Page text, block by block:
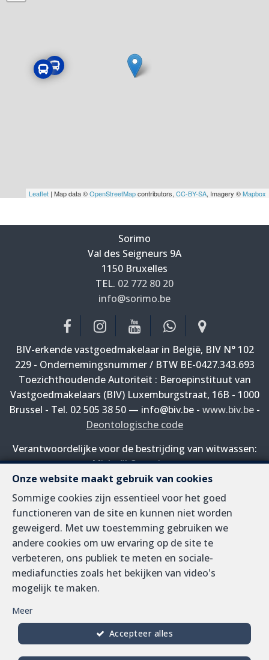
Leaflet | Map data ©OpenStreetMapcontributors, CC-BY-SA, Imagery ©Mapbox
Onze website maakt gebruik van cookies
Sommige cookies zijn essentieel voor het goed
functioneren van de site en kunnen niet worden
geweigerd. Met uw toestemming gebruiken we
andere cookies om uw ervaring op de site te
verbeteren, ons publiek te meten en sociale-
mediafuncties zoals het bekijken van video's
mogelijk te maken.
Meer
Accepteer alles
Sorimo
—
Val des Seigneurs 9A
—
1150 Bruxelles
TEL. 02 772 80 20
—
info@sorimo.be
BIV-erkende vastgoedmakelaar in België, BIV N° 102
229 - Ondernemingsnummer / BTW BE-0427.343.693
Toezichthoudende Autoriteit : Beroepinstituut van
Vastgoedmakelaars (BIV) Luxemburgstraat, 16B - 1000
Brussel - Tel. 02 505 38 50 — info@biv.be - www.biv.be -
Deontologische code
Verantwoordelijke voor de bestrijding van witwassen:
Michaël Questiaux
Sorimo voldoet aan de verplichtingen van de wet van
18 september 2017 en het koninklijk besluit van 1 april
2022 inzake de preventie van witwassen en
terrorismefinanciering.
BA en borgstelling via NV AXA Belgium, Troonplein 1,
1000 Brussel (polisnr. 730.390.160) Dekking geldt voor
activiteiten die in België worden uitgevoerd
Charter privéleven